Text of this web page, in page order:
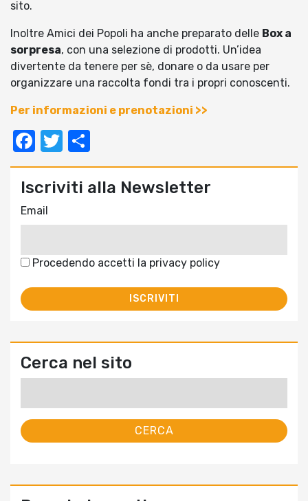
sito.
Inoltre Amici dei Popoli ha anche preparato delle Box a
sorpresa, con una selezione di prodotti. Un’idea
divertente da tenere per sè, donare o da usare per
organizzare una raccolta fondi tra i propri conoscenti.
Per informazioni e prenotazioni >>
Facebook
Twitter
Iscriviti alla Newsletter
Email
Procedendo accetti la privacy policy
Cerca nel sito